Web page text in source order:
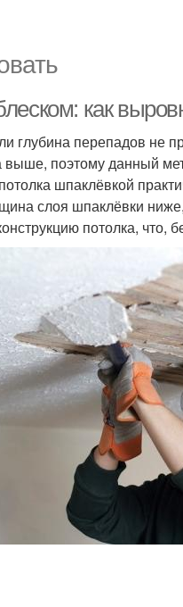
как
глубина перепадов не
поэтому данный
шпаклёвкой
слоя шпаклёвки
потолка, что,